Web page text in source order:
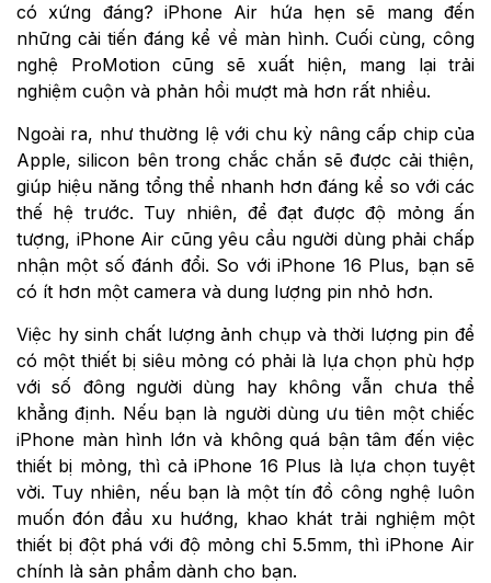
có xứng đáng? iPhone Air hứa hẹn sẽ mang đến
những cải tiến đáng kể về màn hình. Cuối cùng, công
nghệ ProMotion cũng sẽ xuất hiện, mang lại trải
nghiệm cuộn và phản hồi mượt mà hơn rất nhiều.
Ngoài ra, như thường lệ với chu kỳ nâng cấp chip của
Apple, silicon bên trong chắc chắn sẽ được cải thiện,
giúp hiệu năng tổng thể nhanh hơn đáng kể so với các
thế hệ trước. Tuy nhiên, để đạt được độ mỏng ấn
tượng, iPhone Air cũng yêu cầu người dùng phải chấp
nhận một số đánh đổi. So với iPhone 16 Plus, bạn sẽ
có ít hơn một camera và dung lượng pin nhỏ hơn.
Việc hy sinh chất lượng ảnh chụp và thời lượng pin để
có một thiết bị siêu mỏng có phải là lựa chọn phù hợp
với số đông người dùng hay không vẫn chưa thể
khẳng định. Nếu bạn là người dùng ưu tiên một chiếc
iPhone màn hình lớn và không quá bận tâm đến việc
thiết bị mỏng, thì cả iPhone 16 Plus là lựa chọn tuyệt
vời. Tuy nhiên, nếu bạn là một tín đồ công nghệ luôn
muốn đón đầu xu hướng, khao khát trải nghiệm một
thiết bị đột phá với độ mỏng chỉ 5.5mm, thì iPhone Air
chính là sản phẩm dành cho bạn.